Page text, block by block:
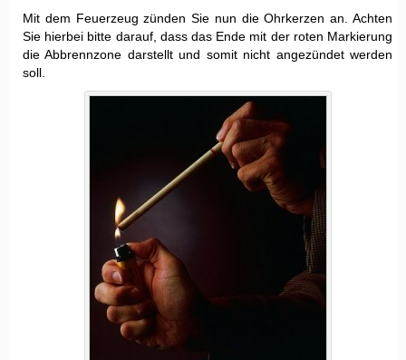
Mit dem Feuerzeug zünden Sie nun die Ohrkerzen an. Achten
Sie hierbei bitte darauf, dass das Ende mit der roten Markierung
die Abbrennzone darstellt und somit nicht angezündet werden
soll.